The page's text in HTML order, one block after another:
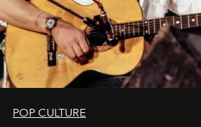
POP CULTURE